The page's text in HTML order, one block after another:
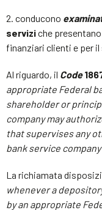
2. conducono
serviziche presentano
finanziari clienti e per
Al riguardo, il Code
appropriate Federal
shareholder or
company may
that supervises any
bank service
La richiamata
whenever a
by an appropriate